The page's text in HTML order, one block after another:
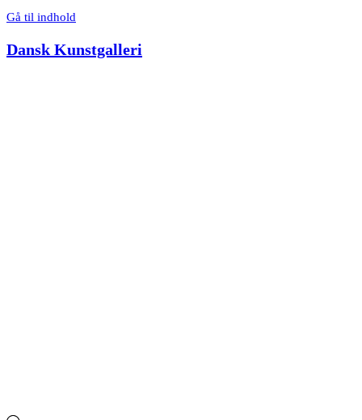
Gå til indhold
Dansk Kunstgalleri